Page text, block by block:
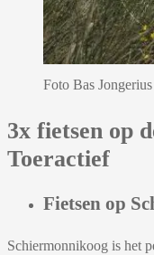
Foto Bas Jongerius
3x fietsen op
Toeractief
Fietsen op
Schiermonnikoog is het